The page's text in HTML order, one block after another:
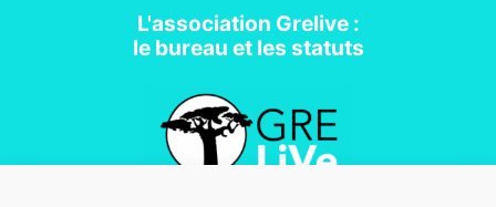
L'association Grelive :
le bureau et les statuts